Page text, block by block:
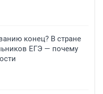
конец? В стране
ЕГЭ — почему